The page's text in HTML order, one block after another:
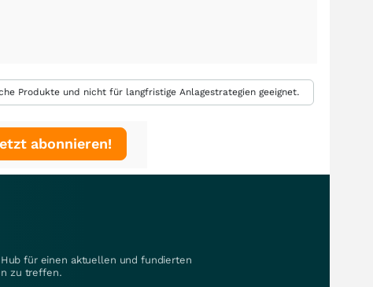
Produkte und nicht für langfristige Anlagestrategien geeignet.
abonnieren!
für einen aktuellen und fundierten
zu treffen.